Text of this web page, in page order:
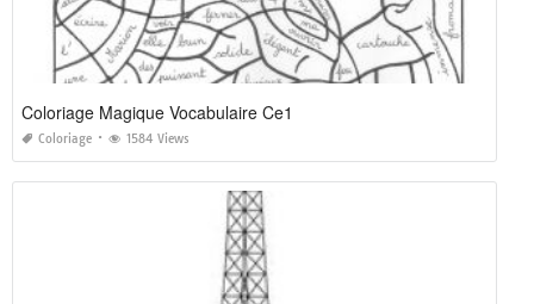
Coloriage Magique Vocabulaire Ce1
Coloriage 1584 Views